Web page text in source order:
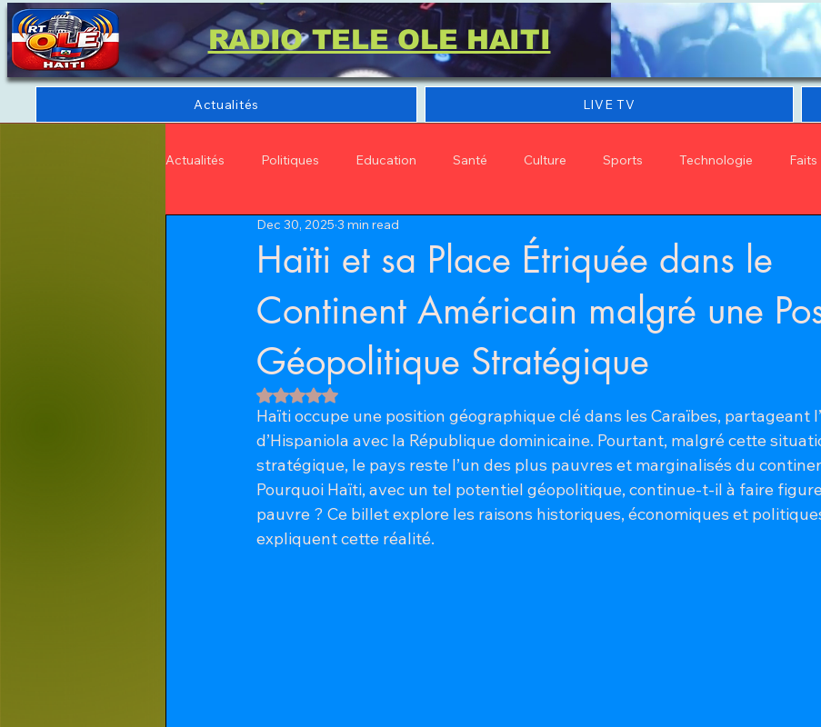
RADIO TELE OLE HAITI
Actualités LIVE TV
Actualités Politiques Education Santé Culture Sports Technologie Faits
Haïti et sa Place Étriquée dans le
Continent Américain malgré une
Géopolitique Stratégique
Dec 30, 2025 3 min read
Rated NaN out of 5 stars.
Haïti occupe une position géographique clé dans les Caraïbes, partageant
d’Hispaniola avec la République dominicaine. Pourtant, malgré cette
stratégique, le pays reste l’un des plus pauvres et marginalisés du
Pourquoi Haïti, avec un tel potentiel géopolitique, continue-t-il à faire
pauvre ? Ce billet explore les raisons historiques, économiques et
expliquent cette réalité.